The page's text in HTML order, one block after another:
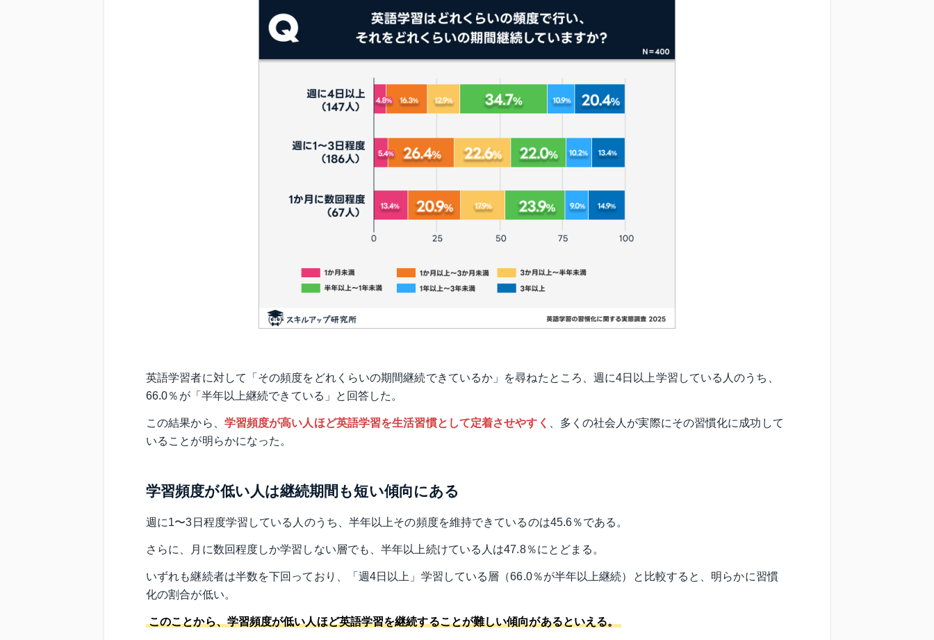
英語学習者に対して「その頻度をどれくらいの期間継続できているか」を尋ねたところ、週に4日以上学習している人のうち、
66.0％が「半年以上継続できている」と回答した。
この結果から、 学習頻度が高い人ほど英語学習を生活習慣として定着させやすく
、多くの社会人が実際にその習慣化に成功して
いることが明らかになった。
学習頻度が低い人は継続期間も短い傾向にある
週に1〜3日程度学習している人のうち、半年以上その頻度を維持できているのは45.6％である。
さらに、月に数回程度しか学習しない層でも、半年以上続けている人は47.8％にとどまる。
いずれも継続者は半数を下回っており、「週4日以上」学習している層（66.0％が半年以上継続）と比較すると、明らかに習慣
化の割合が低い。
このことから、学習頻度が低い人ほど英語学習を継続することが難しい傾向があるといえる。